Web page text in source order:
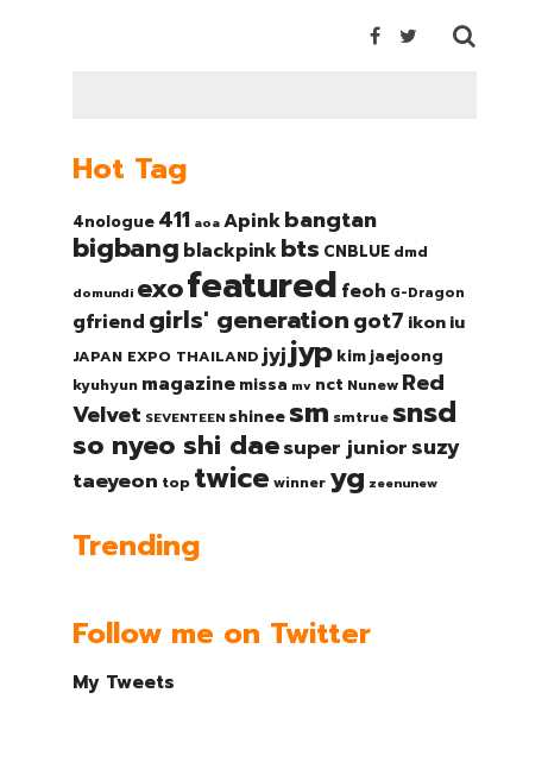
Hot Tag
4nologue 411 aoaApinkbangtan
bigbang blackpinkbts CNBLUE dmd
domundi exofeatured feoh G-Dragon
gfriend girls' generationgot7 ikoniu
JAPAN EXPO THAILAND jyjjyp kim jaejoong
kyuhyun magazine missa mv nct Nunew Red
Velvet SEVENTEEN shinee sm smtrue snsd
so nyeo shi daesuper junior suzy
taeyeon top twice winner yg zeenunew
Trending
Follow me on Twitter
My Tweets